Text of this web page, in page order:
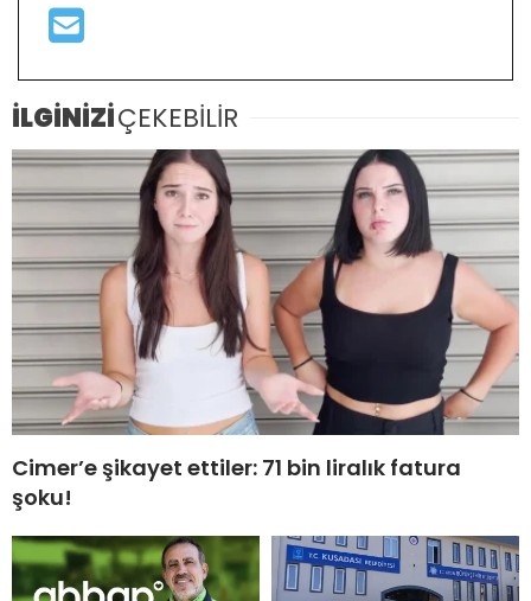
İLGİNİZİÇEKEBİLİR
Cimer’e şikayet ettiler: 71 bin liralık fatura
şoku!